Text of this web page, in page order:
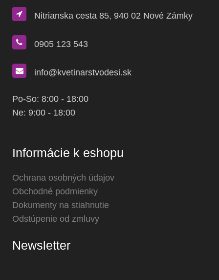
Nitrianska cesta 85, 940 02 Nové Zámky
0905 123 543
info@kvetinarstvodesi.sk
Po-So: 8:00 - 18:00
Ne: 9:00 - 18:00
Informácie k eshopu
Ochrana osobných údajov
Obchodné podmienky
Dokumenty na stiahnutie
Odstúpenie od zmluvy
Newsletter